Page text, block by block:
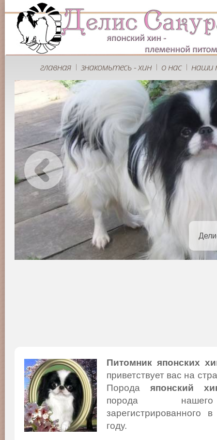
главная | знакомьтесь - хин | о нас | наши
Питомник японских
приветствует вас на
Порода японский
порода
году.